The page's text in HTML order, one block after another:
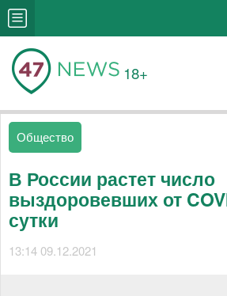
18+
Общество
В России растет число
выздоровевших от
сутки
13:14 09.12.2021